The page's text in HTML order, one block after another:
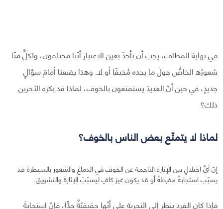
في نهاية المطاف، يجب أن نأخذَ بعين الاعتبار أنّنا مختلفون، ولكلٍّ منّا
شعورُه الخاصُّ حولَ ما يجده مُخيفًا أو لا. وهذا يضعنا أمامَ سؤالٍ
جديدٍ، في حين أنّ العديدَ يستمتعون بالخوف، لماذا قد يكره الآخرين
ذلك؟
لماذا لا يتمتّع بعض الناس بالخوف؟
إنّ أيَّ اختلالٍ بين الإثارة الناجمة عن الخوف في الدماغ والشعور بالسيطرة قد
يسبّب استجابةً مفرطةً أو قد يكون غيرَ كافٍ ليسبّبَ الإثارةَ والتشويق.
فإذا كان الفرد ينظر إلى التجربة على أنّها حقيقيّةٌ جدًّا، فإنّ استجابةَ